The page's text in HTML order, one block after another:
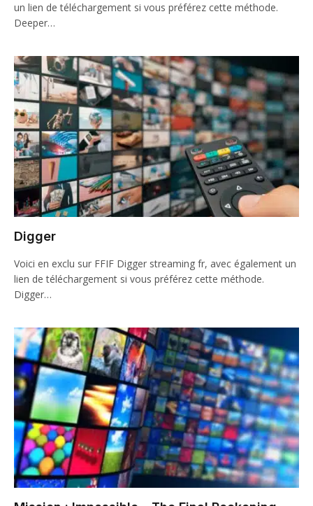
un lien de téléchargement si vous préférez cette méthode.
Deeper…
Digger
Voici en exclu sur FFIF Digger streaming fr, avec également un
lien de téléchargement si vous préférez cette méthode.
Digger…